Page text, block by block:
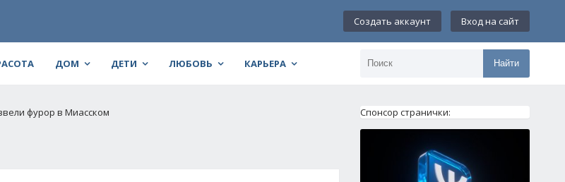
Создать аккаунт Вход на сайт
ДОМ ДЕТИ ЛЮБОВЬ КАРЬЕРА Найти
фурор в Миасском Спонсор странички: